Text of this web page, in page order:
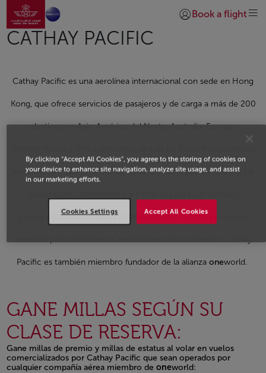
Saltar al contenido principal
Ir a la página de inicio
Iniciar sesión |
Book a flight
CATHAY PACIFIC
Cathay Pacific es una aerolínea internacional con sede en Hong
Kong, que ofrece servicios de pasajeros y de carga a más de 200
destinos en Asia, América del Norte, Australia, Europa,
eficientes en cuanto a consumo de combustible del mundo. La
y sigue añadiendo nuevos destinos, nuevos aviones y nuevos
Pacific es también miembro fundador de la alianza oneworld.
GANE MILLAS SEGÚN SU
CLASE DE RESERVA:
Gane millas de premio y millas de estatus al volar en vuelos
comercializados por Cathay Pacific que sean operados por
cualquier compañía aérea miembro de oneworld:
By clicking “Accept All Cookies”, you agree to the storing of cookies on
your device to enhance site navigation, analyze site usage, and assist
in our marketing efforts.
Accept All Cookies
Cookies Settings